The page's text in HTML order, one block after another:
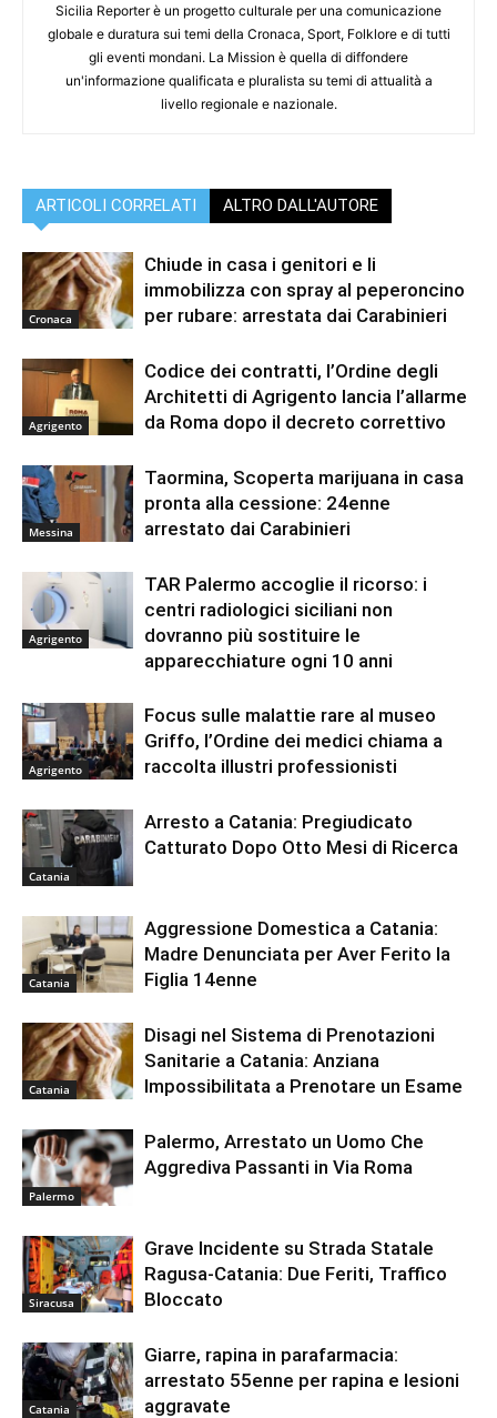
Sicilia Reporter è un progetto culturale per una comunicazione
globale e duratura sui temi della Cronaca, Sport, Folklore e di tutti
gli eventi mondani. La Mission è quella di diffondere
un'informazione qualificata e pluralista su temi di attualità a
livello regionale e nazionale.
ARTICOLI CORRELATI ALTRO DALL'AUTORE
Cronaca
Chiude in casa i genitori e li
immobilizza con spray al peperoncino
per rubare: arrestata dai Carabinieri
Agrigento
Codice dei contratti, l’Ordine degli
Architetti di Agrigento lancia l’allarme
da Roma dopo il decreto correttivo
Messina
Taormina, Scoperta marijuana in casa
pronta alla cessione: 24enne
arrestato dai Carabinieri
Agrigento
TAR Palermo accoglie il ricorso: i
centri radiologici siciliani non
dovranno più sostituire le
apparecchiature ogni 10 anni
Agrigento
Focus sulle malattie rare al museo
Griffo, l’Ordine dei medici chiama a
raccolta illustri professionisti
Catania
Arresto a Catania: Pregiudicato
Catturato Dopo Otto Mesi di Ricerca
Catania
Aggressione Domestica a Catania:
Madre Denunciata per Aver Ferito la
Figlia 14enne
Catania
Disagi nel Sistema di Prenotazioni
Sanitarie a Catania: Anziana
Impossibilitata a Prenotare un Esame
Palermo
Palermo, Arrestato un Uomo Che
Aggrediva Passanti in Via Roma
Siracusa
Grave Incidente su Strada Statale
Ragusa-Catania: Due Feriti, Traffico
Bloccato
Catania
Giarre, rapina in parafarmacia:
arrestato 55enne per rapina e lesioni
aggravate